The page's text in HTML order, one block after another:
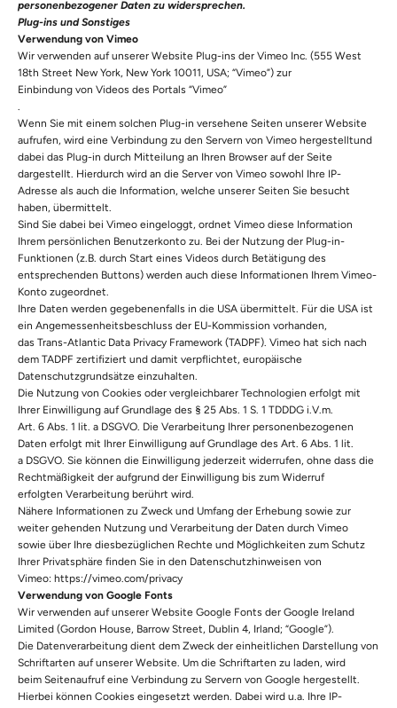
personenbezogener Daten zu widersprechen.
Plug-ins und Sonstiges
Verwendung von Vimeo
Wir verwenden auf unserer Website Plug-ins der Vimeo Inc. (555 West
18th Street New York, New York 10011, USA; “Vimeo”) zur
Einbindung von Videos des Portals “Vimeo”
.
Wenn Sie mit einem solchen Plug-in versehene Seiten unserer Website
aufrufen, wird eine Verbindung zu den Servern von Vimeo hergestelltund
dabei das Plug-in durch Mitteilung an Ihren Browser auf der Seite
dargestellt. Hierdurch wird an die Server von Vimeo sowohl Ihre IP-
Adresse als auch die Information, welche unserer Seiten Sie besucht
haben, übermittelt.
Sind Sie dabei bei Vimeo eingeloggt, ordnet Vimeo diese Information
Ihrem persönlichen Benutzerkonto zu. Bei der Nutzung der Plug-in-
Funktionen (z.B. durch Start eines Videos durch Betätigung des
entsprechenden Buttons) werden auch diese Informationen Ihrem Vimeo-
Konto zugeordnet.
Ihre Daten werden gegebenenfalls in die USA übermittelt. Für die USA ist
ein Angemessenheitsbeschluss der EU-Kommission vorhanden,
das Trans-Atlantic Data Privacy Framework (TADPF). Vimeo hat sich nach
dem TADPF zertifiziert und damit verpflichtet, europäische
Datenschutzgrundsätze einzuhalten.
Die Nutzung von Cookies oder vergleichbarer Technologien erfolgt mit
Ihrer Einwilligung auf Grundlage des § 25 Abs. 1 S. 1 TDDDG i.V.m.
Art. 6 Abs. 1 lit. a DSGVO. Die Verarbeitung Ihrer personenbezogenen
Daten erfolgt mit Ihrer Einwilligung auf Grundlage des Art. 6 Abs. 1 lit.
a DSGVO. Sie können die Einwilligung jederzeit widerrufen, ohne dass die
Rechtmäßigkeit der aufgrund der Einwilligung bis zum Widerruf
erfolgten Verarbeitung berührt wird.
Nähere Informationen zu Zweck und Umfang der Erhebung sowie zur
weiter gehenden Nutzung und Verarbeitung der Daten durch Vimeo
sowie über Ihre diesbezüglichen Rechte und Möglichkeiten zum Schutz
Ihrer Privatsphäre finden Sie in den Datenschutzhinweisen von
Vimeo: https://vimeo.com/privacy
Verwendung von Google Fonts
Wir verwenden auf unserer Website Google Fonts der Google Ireland
Limited (Gordon House, Barrow Street, Dublin 4, Irland; “Google”).
Die Datenverarbeitung dient dem Zweck der einheitlichen Darstellung von
Schriftarten auf unserer Website. Um die Schriftarten zu laden, wird
beim Seitenaufruf eine Verbindung zu Servern von Google hergestellt.
Hierbei können Cookies eingesetzt werden. Dabei wird u.a. Ihre IP-